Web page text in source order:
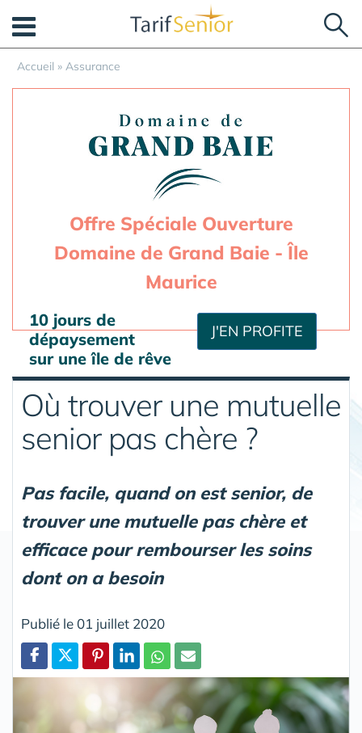
Accueil » Assurance
Offre Spéciale Ouverture
Domaine de Grand Baie - Île
Maurice
J'EN PROFITE
10 jours de
dépaysement
sur une île de rêve
Où trouver une mutuelle
senior pas chère ?
Pas facile, quand on est senior, de
trouver une mutuelle pas chère et
efficace pour rembourser les soins
dont on a besoin
Publié le 01 juillet 2020
Partager
Panneau de gestion des cookies